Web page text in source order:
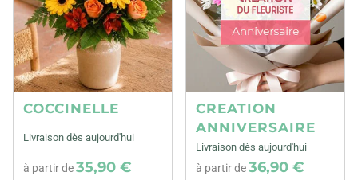
COCCINELLE
Livraison dès aujourd'hui
à partir de35,90 €
CREATION
ANNIVERSAIRE
Livraison dès aujourd'hui
à partir de36,90 €